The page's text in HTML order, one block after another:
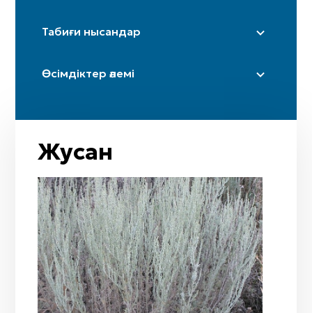
Күн
Таңсәрі
Күн күркіреуі мен найзағай
Кемпірқосақ
Жаңбыр
Жел
Мизан көк
Бесқонақ
Бөрісырғақ
Наурыз
Амал
Табиғи нысандар
Үңгір
Өзен (бастаулары)
Өсімдіктер әлемі
Шынар
Қайың
Адыраспан
Арша
Селеу
Жусан
Қызғалдақ
Жусан